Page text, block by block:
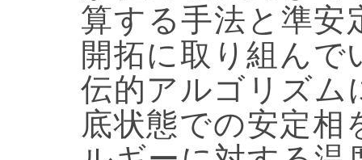
算する手法と準安
開拓に取り組んで
伝的アルゴリズム
底状態での安定相